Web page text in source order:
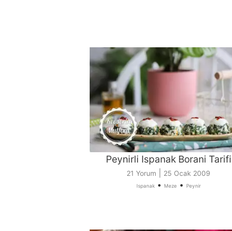
Peynirli Ispanak Borani Tarifi
21 Yorum 25 Ocak 2009
Ispanak• Meze• Peynir